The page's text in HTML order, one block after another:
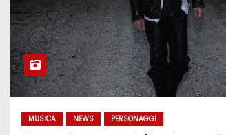
MUSICA NEWS PERSONAGGI